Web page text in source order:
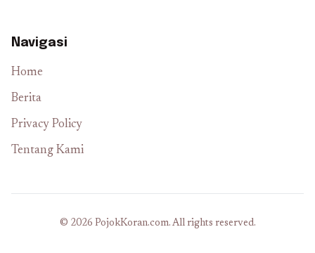
Navigasi
Home
Berita
Privacy Policy
Tentang Kami
© 2026 PojokKoran.com. All rights reserved.